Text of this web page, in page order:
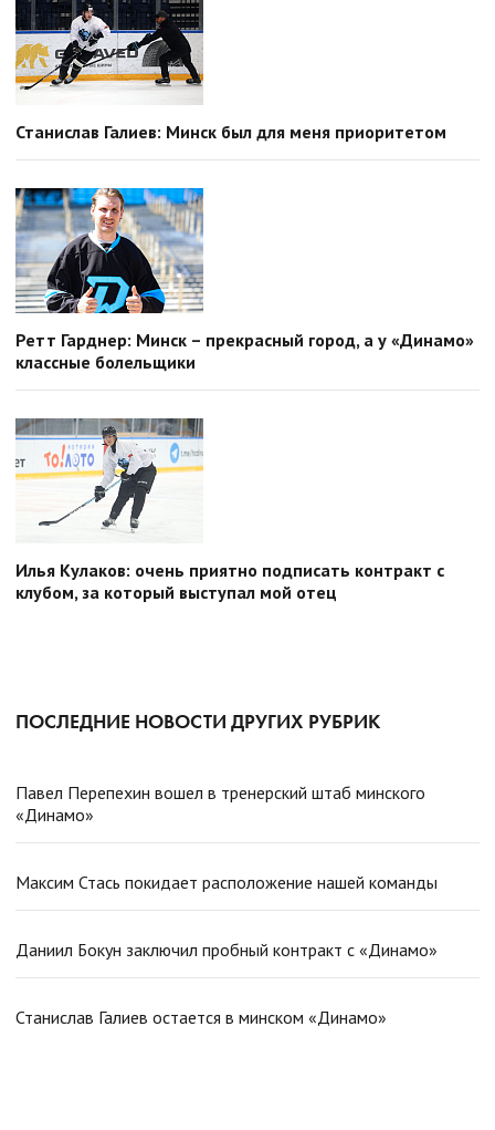
Станислав Галиев: Минск был для меня приоритетом
Ретт Гарднер: Минск – прекрасный город, а у «Динамо»
классные болельщики
Илья Кулаков: очень приятно подписать контракт с
клубом, за который выступал мой отец
ПОСЛЕДНИЕ НОВОСТИ ДРУГИХ РУБРИК
Павел Перепехин вошел в тренерский штаб минского
«Динамо»
Максим Стась покидает расположение нашей команды
Даниил Бокун заключил пробный контракт с «Динамо»
Станислав Галиев остается в минском «Динамо»